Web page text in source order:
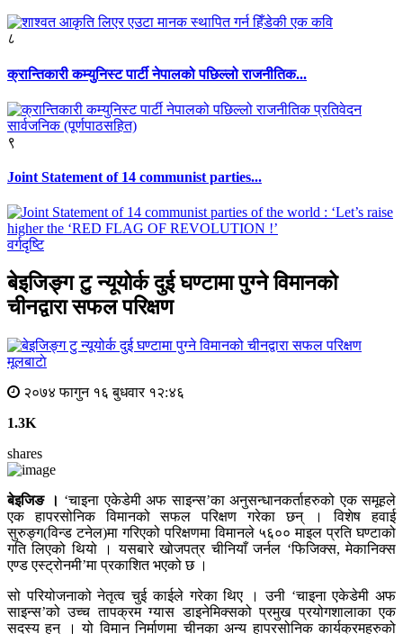
८
क्रान्तिकारी कम्युनिस्ट पार्टी नेपालको पछिल्लो राजनीतिक...
९
Joint Statement of 14 communist parties...
वर्गदृष्टि
बेइजिङ्ग टु न्यूयोर्क दुई घण्टामा पुग्ने विमानको
चीनद्वारा सफल परिक्षण
मूलबाटाे
२०७४ फागुन १६ बुधवार १२:४६
1.3K
shares
बेइजिङ । ‘चाइना एकेडेमी अफ साइन्स’का अनुसन्धानकर्ताहरुको एक समूहले
एक हापरसोनिक विमानको सफल परिक्षण गरेका छन् । विशेष हवाई
सुरुङ्ग(विन्ड टनेल)मा गरिएको परिक्षणमा विमानले ५६०० माइल प्रति घण्टाको
गति लिएको थियो । यसबारे खोजपत्र चीनियाँ जर्नल ‘फिजिक्स, मेकानिक्स
एण्ड एस्ट्रोनमी’मा प्रकाशित भएको छ ।
सो परियोजनाको नेतृत्व चुई काईले गरेका थिए । उनी ‘चाइना एकेडेमी अफ
साइन्स’को उच्च तापक्रम ग्यास डाइनेमिक्सको प्रमुख प्रयोगशालाका एक
सदस्य हुन् । यो विमान निर्माणमा चीनका अन्य हापरसोनिक कार्यक्रमहरुको